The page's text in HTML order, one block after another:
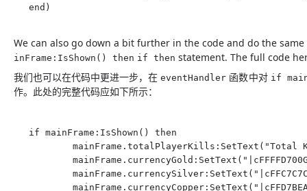
end)
We can also go down a bit further in the code and do the
inFrame:IsShown() then if then statement. The full code
我们也可以在代码中更进一步，在eventHandler 函数中对 if
作。此处的完整代码应如下所示：
if mainFrame:IsShown() then
mainFrame.totalPlayerKills:SetText("Total